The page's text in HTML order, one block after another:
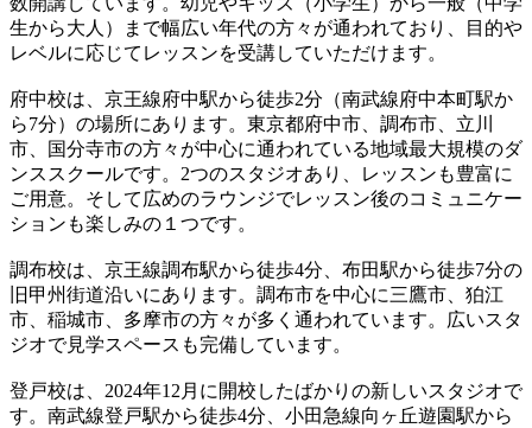
生から大人）まで幅広い年代の方々が通われており、目的や
レベルに応じてレッスンを受講していただけます。
府中校は、京王線府中駅から徒歩2分（南武線府中本町駅か
ら7分）の場所にあります。東京都府中市、調布市、立川
市、国分寺市の方々が中心に通われている地域最大規模のダ
ンススクールです。2つのスタジオあり、レッスンも豊富に
ご用意。そして広めのラウンジでレッスン後のコミュニケー
ションも楽しみの１つです。
調布校は、京王線調布駅から徒歩4分、布田駅から徒歩7分の
旧甲州街道沿いにあります。調布市を中心に三鷹市、狛江
市、稲城市、多摩市の方々が多く通われています。広いスタ
ジオで見学スペースも完備しています。
登戸校は、2024年12月に開校したばかりの新しいスタジオで
す。南武線登戸駅から徒歩4分、小田急線向ヶ丘遊園駅から